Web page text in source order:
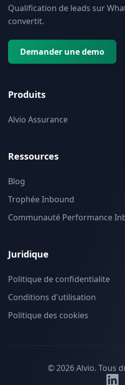
Qualification de leads sur
convertit.
Demander une demo
Produits
Alvio Assurance
Ressources
Blog
Trophée Inbound
Communauté Performance
Juridique
Politique de confidentialite
Conditions d'utilisation
Politique des cookies
©2026Alvio. Tous